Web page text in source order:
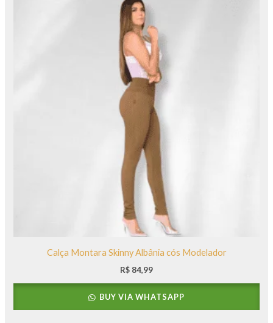
Calça Montara Skinny Albânia cós Modelador
R$ 84,99
BUY VIA WHATSAPP